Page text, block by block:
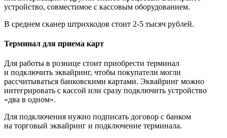
устройство, совместимое с кассовым оборудованием.
В среднем сканер штрихкодов стоит 2-5 тысяч рублей.
Терминал для приема карт
Для работы в рознице стоит приобрести терминал
и подключить эквайринг, чтобы покупатели могли
рассчитываться банковскими картами. Эквайринг можно
интегрировать с кассой или сразу подключить устройство
«два в одном».
Для подключения нужно подписать договор с банком
на торговый эквайринг и подключение терминала.